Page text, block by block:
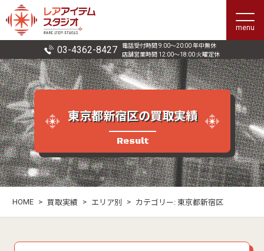
menu
03-4362-8427
電話受付時間 9:00〜20:00 年中無休
店舗営業時間 12:00〜18:00 火曜定休
東京都新宿区の買取実績
Result
HOME > 買取実績 > エリア別 > カテゴリー: 東京都新宿区